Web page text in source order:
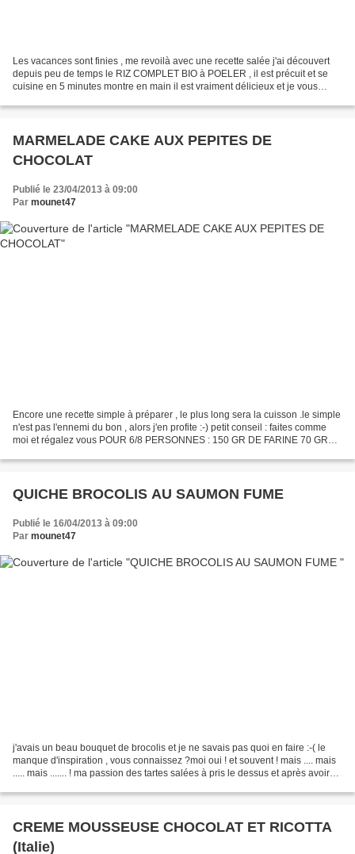
Les vacances sont finies , me revoilà avec une recette salée j'ai découvert
depuis peu de temps le RIZ COMPLET BIO à POELER , il est précuit et se
cuisine en 5 minutes montre en main il est vraiment délicieux et je vous
MARMELADE CAKE AUX PEPITES DE
CHOCOLAT
Publié le 23/04/2013 à 09:00
Par mounet47
Encore une recette simple à préparer , le plus long sera la cuisson .le simple
n'est pas l'ennemi du bon , alors j'en profite :-) petit conseil : faites comme
moi et régalez vous POUR 6/8 PERSONNES : 150 GR DE FARINE 70 GR
QUICHE BROCOLIS AU SAUMON FUME
Publié le 16/04/2013 à 09:00
Par mounet47
j'avais un beau bouquet de brocolis et je ne savais pas quoi en faire :-( le
manque d'inspiration , vous connaissez ?moi oui ! et souvent ! mais .... mais
..... mais ....... ! ma passion des tartes salées à pris le dessus et après avoir
CREME MOUSSEUSE CHOCOLAT ET RICOTTA
(Italie)